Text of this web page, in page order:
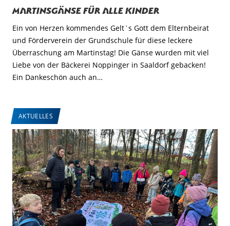
Martinsgänse für alle Kinder
Ein von Herzen kommendes Gelt`s Gott dem Elternbeirat
und Förderverein der Grundschule für diese leckere
Überraschung am Martinstag! Die Gänse wurden mit viel
Liebe von der Bäckerei Noppinger in Saaldorf gebacken!
Ein Dankeschön auch an…
AKTUELLES